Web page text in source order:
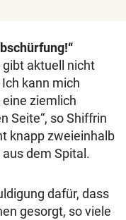
gibt aktuell nicht
kann mich
ziemlich
Seite“, so Shiffrin
knapp zweieinhalb
dem Spital.
dafür, dass
gesorgt, so viele